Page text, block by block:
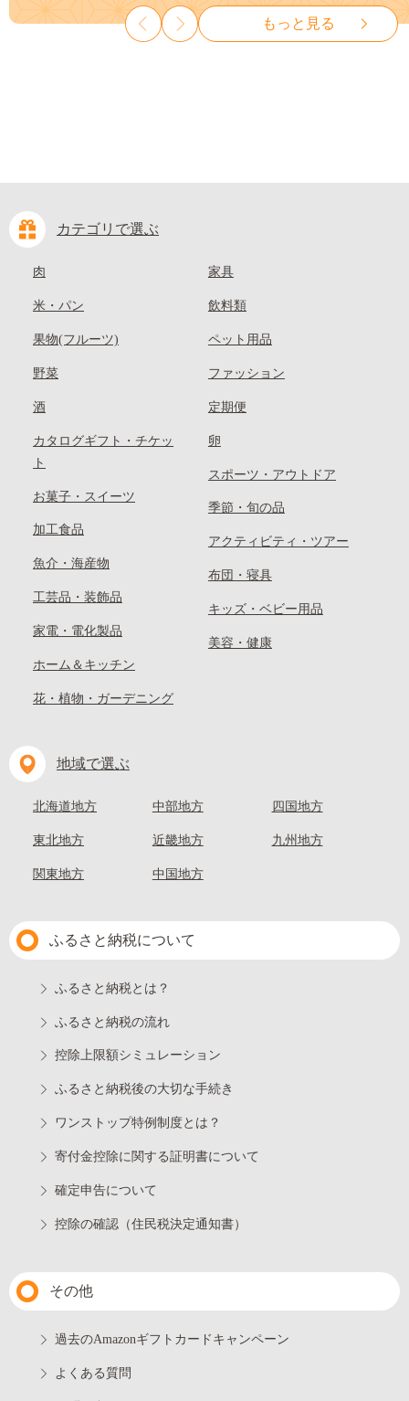
種なし 先行予約 富士川町
10000円 一万円 9000円 九千円
山県 笠岡市 清水白桃 白鳳 白
麗 クール便---
kasaoka_zsy_419_100---
もっと見る
カテゴリで選ぶ
肉
米・パン
果物(フルーツ)
野菜
酒
カタログギフト・チケッ
ト
お菓子・スイーツ
加工食品
魚介・海産物
工芸品・装飾品
家電・電化製品
ホーム＆キッチン
花・植物・ガーデニング
家具
飲料類
ペット用品
ファッション
定期便
卵
スポーツ・アウトドア
季節・旬の品
アクティビティ・ツアー
布団・寝具
キッズ・ベビー用品
美容・健康
地域で選ぶ
北海道地方
東北地方
関東地方
中部地方
近畿地方
中国地方
四国地方
九州地方
ふるさと納税について
ふるさと納税とは？
ふるさと納税の流れ
控除上限額シミュレーション
ふるさと納税後の大切な手続き
ワンストップ特例制度とは？
寄付金控除に関する証明書について
確定申告について
控除の確認（住民税決定通知書）
その他
過去のAmazonギフトカードキャンペーン
よくある質問